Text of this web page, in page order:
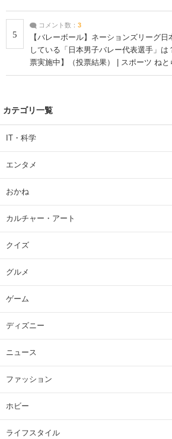
5
コメント数： 3
【バレーボール】ネーションズリーグ
している「日本男子バレー代表選手」は
票実施中】（投票結果） | スポーツ ねと
カテゴリ一覧
IT・科学
エンタメ
おかね
カルチャー・アート
クイズ
グルメ
ゲーム
ディズニー
ニュース
ファッション
ホビー
ライフスタイル